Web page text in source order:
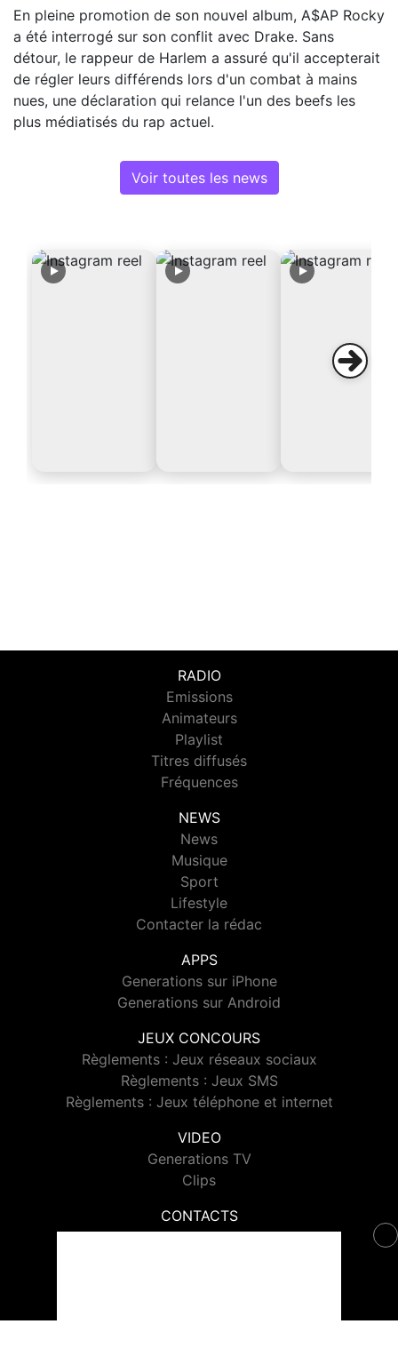
En pleine promotion de son nouvel album, A$AP Rocky
a été interrogé sur son conflit avec Drake. Sans
détour, le rappeur de Harlem a assuré qu'il accepterait
de régler leurs différends lors d'un combat à mains
nues, une déclaration qui relance l'un des beefs les
plus médiatisés du rap actuel.
Voir toutes les news
RADIO
Emissions
Animateurs
Playlist
Titres diffusés
Fréquences
NEWS
News
Musique
Sport
Lifestyle
Contacter la rédac
APPS
Generations sur iPhone
Generations sur Android
JEUX CONCOURS
Règlements : Jeux réseaux sociaux
Règlements : Jeux SMS
Règlements : Jeux téléphone et internet
VIDEO
Generations TV
Clips
CONTACTS
Contacter Generations